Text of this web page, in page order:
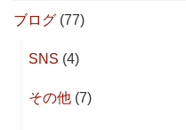
ブログ (77)
SNS (4)
その他 (7)